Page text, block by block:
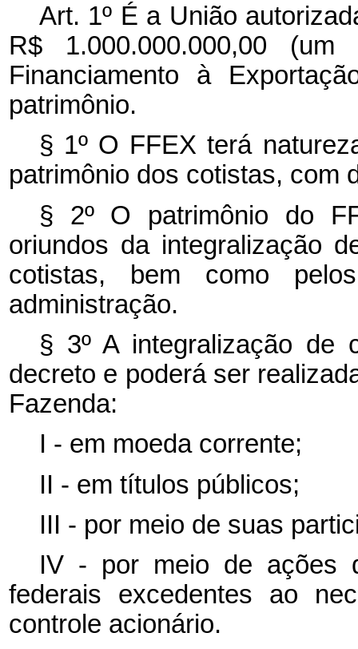
Art. 1º É a União
R$ 1.000.000.000,00
Financiamento à
patrimônio.
§ 1º O FFEX terá
patrimônio dos cotistas, com
§ 2º O patrimônio do
oriundos da integralização
cotistas, bem como
administração.
§ 3º A integralização de
decreto e poderá ser
Fazenda:
I - em moeda corrente;
II - em títulos públicos;
III - por meio de suas
IV - por meio de ações
federais excedentes ao
controle acionário.